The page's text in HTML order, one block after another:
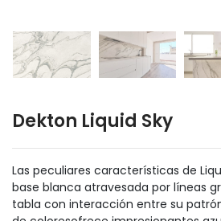
Dekton Liquid Sky
Las peculiares características de
base blanca atravesada por líneas
tabla con interacción entre su